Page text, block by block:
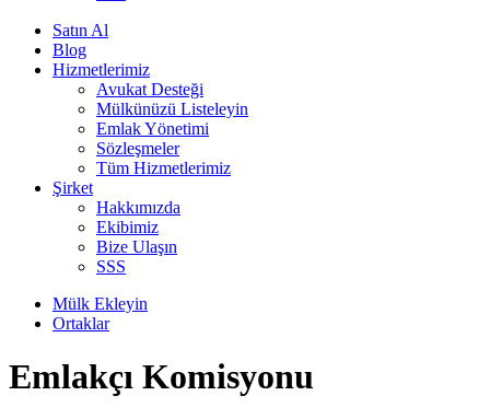
Satın Al
Blog
Hizmetlerimiz
Avukat Desteği
Mülkünüzü Listeleyin
Emlak Yönetimi
Sözleşmeler
Tüm Hizmetlerimiz
Şirket
Hakkımızda
Ekibimiz
Bize Ulaşın
SSS
Mülk Ekleyin
Ortaklar
Emlakçı Komisyonu